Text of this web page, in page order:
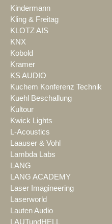
Kindermann
Kling & Freitag
KLOTZ AIS
KNX
Kobold
Kramer
KS AUDIO
Kuchem Konferenz Technik
Kuehl Beschallung
Kultour
Kwick Lights
L-Acoustics
Laauser & Vohl
Lambda Labs
LANG
LANG ACADEMY
Laser Imagineering
Laserworld
Lauten Audio
LAUTundHELL